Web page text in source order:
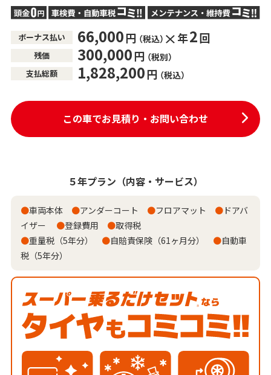
ボーナス払い 66,000円（税込） 年2回
残価 300,000円（税別）
支払総額 1,828,200円（税込）
この車でお見積り・お問い合わせ
５年プラン （内容・サービス）
●車両本体 ●アンダーコート ●フロアマット ●ドアバ
イザー ●登録費用 ●取得税
●重量税（5年分） ●自賠責保険（61ヶ月分） ●自動車
税（5年分）